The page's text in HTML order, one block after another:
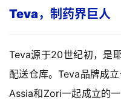
Teva，制药界巨人
Teva源于20世纪初，是
配送仓库。Teva品牌成
Assia和Zori一起成立的